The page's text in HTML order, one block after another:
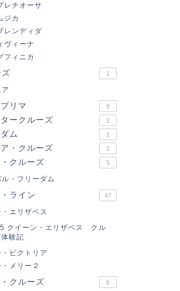
チオーサ
カ
レンディダ
ヴィーナ
フィニカ
ズ 1
リマ 9
ークルーズ 2
ム 1
・クルーズ 2
クルーズ 5
・フリーダム
ライン 47
エリザベス
クイーン・エリザベス クル
験記
ビクトリア
メリー２
クルーズ 6